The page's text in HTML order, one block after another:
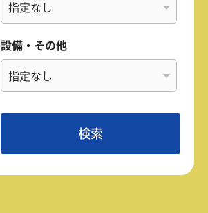
設備・その他